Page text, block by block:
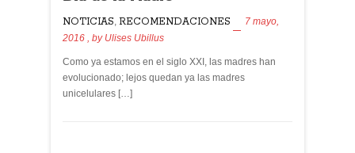
NOTICIAS, RECOMENDACIONES
7 mayo,
2016 , by Ulises Ubillus
Como ya estamos en el siglo XXI, las madres han
evolucionado; lejos quedan ya las madres
unicelulares […]